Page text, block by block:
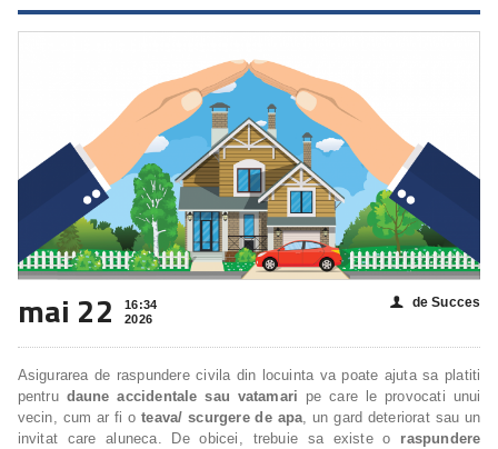
mai 22
16:34
2026
👤 de Succes
Asigurarea de raspundere civila din locuinta va poate ajuta sa platiti
pentru daune accidentale sau vatamari pe care le provocati unui
vecin, cum ar fi oteava/ scurgere de apa, un gard deteriorat sau un
invitat care aluneca. De obicei, trebuie sa existe o raspundere